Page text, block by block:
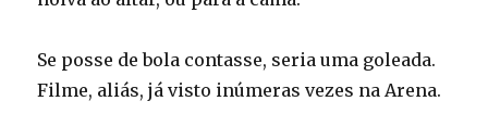
Se posse de bola contasse, seria uma goleada.
Filme, aliás, já visto inúmeras vezes na Arena.